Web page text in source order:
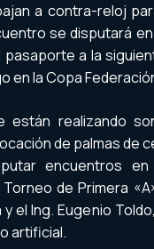
a contra-reloj
se disputará
a la
en la Copa
están realizando
de palmas de
encuentros
de Primera
el Ing. Eugenio
artificial.